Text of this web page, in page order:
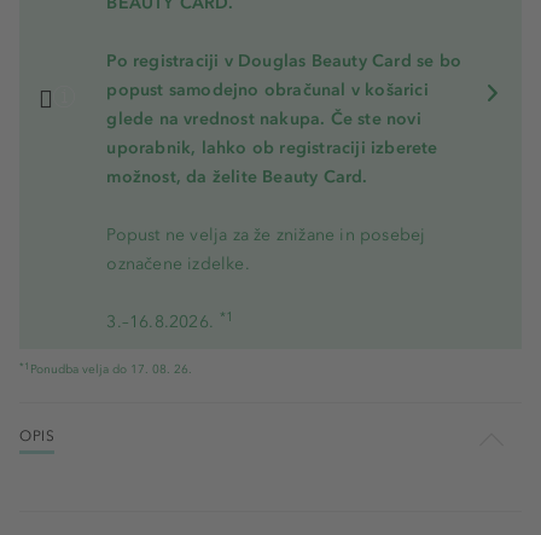
Po registraciji v Douglas Beauty Card se bo
popust samodejno obračunal v košarici
glede na vrednost nakupa. Če ste novi
uporabnik, lahko ob registraciji izberete
možnost, da želite Beauty Card.
Popust ne velja za že znižane in posebej
označene izdelke.
3.–16.8.2026. *1
*1 Ponudba velja do 17. 08. 26.
OPIS